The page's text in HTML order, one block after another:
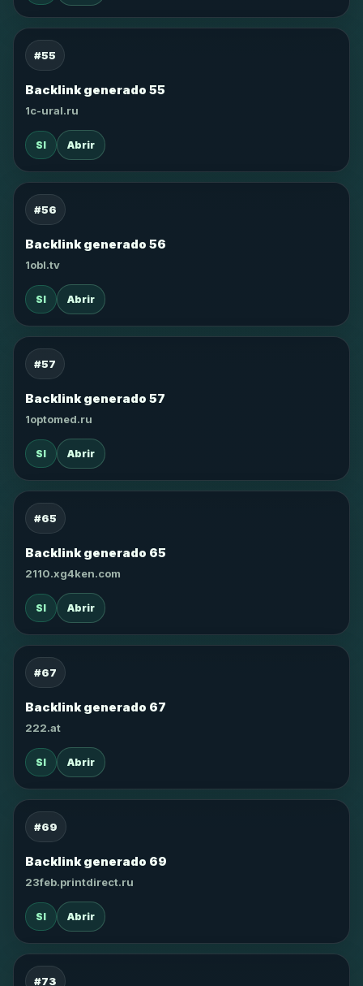
#55
Backlink generado 55
1c-ural.ru
SI Abrir
#56
Backlink generado 56
1obl.tv
SI Abrir
#57
Backlink generado 57
1optomed.ru
SI Abrir
#65
Backlink generado 65
2110.xg4ken.com
SI Abrir
#67
Backlink generado 67
222.at
SI Abrir
#69
Backlink generado 69
23feb.printdirect.ru
SI Abrir
#73